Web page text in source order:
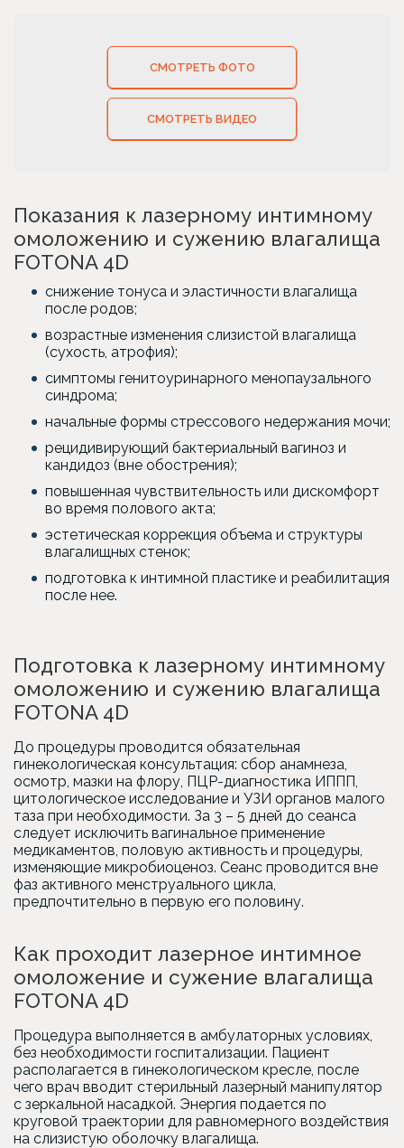
СМОТРЕТЬ ФОТО
СМОТРЕТЬ ВИДЕО
Показания к лазерному интимному
омоложению и сужению влагалища
FOTONA 4D
снижение тонуса и эластичности влагалища
после родов;
возрастные изменения слизистой влагалища
(сухость, атрофия);
симптомы генитоуринарного менопаузального
синдрома;
начальные формы стрессового недержания мочи;
рецидивирующий бактериальный вагиноз и
кандидоз (вне обострения);
повышенная чувствительность или дискомфорт
во время полового акта;
эстетическая коррекция объема и структуры
влагалищных стенок;
подготовка к интимной пластике и реабилитация
после нее.
Подготовка к лазерному интимному
омоложению и сужению влагалища
FOTONA 4D
До процедуры проводится обязательная
гинекологическая консультация: сбор анамнеза,
осмотр, мазки на флору, ПЦР-диагностика ИППП,
цитологическое исследование и УЗИ органов малого
таза при необходимости. За 3 – 5 дней до сеанса
следует исключить вагинальное применение
медикаментов, половую активность и процедуры,
изменяющие микробиоценоз. Сеанс проводится вне
фаз активного менструального цикла,
предпочтительно в первую его половину.
Как проходит лазерное интимное
омоложение и сужение влагалища
FOTONA 4D
Процедура выполняется в амбулаторных условиях,
без необходимости госпитализации. Пациент
располагается в гинекологическом кресле, после
чего врач вводит стерильный лазерный манипулятор
с зеркальной насадкой. Энергия подается по
круговой траектории для равномерного воздействия
на слизистую оболочку влагалища.